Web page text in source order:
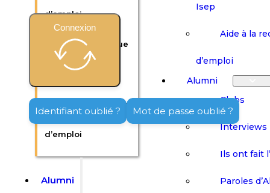
d’emploi
Formation continue
Aide à la recherche
d’emploi
Alumni
Isep
Aide à la
d’emploi
Alumni
Clubs
Interviews
Ils ont fait
Paroles
Connexion
Identifiant oublié ? Mot de passe oublié ?